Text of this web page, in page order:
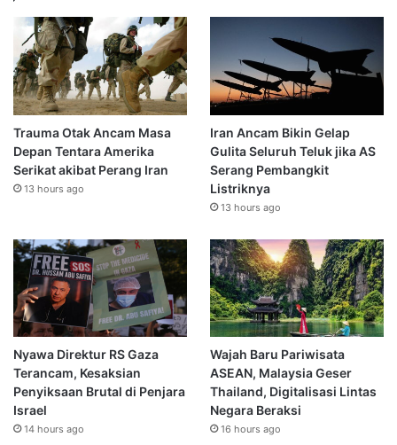
Trauma Otak Ancam Masa
Depan Tentara Amerika
Serikat akibat Perang Iran
13 hours ago
Iran Ancam Bikin Gelap
Gulita Seluruh Teluk jika AS
Serang Pembangkit
Listriknya
13 hours ago
Nyawa Direktur RS Gaza
Terancam, Kesaksian
Penyiksaan Brutal di Penjara
Israel
14 hours ago
Wajah Baru Pariwisata
ASEAN, Malaysia Geser
Thailand, Digitalisasi Lintas
Negara Beraksi
16 hours ago